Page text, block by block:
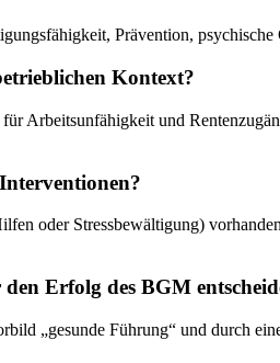
Prävention,
Kontext?
Arbeitsunfähigkeit und
oder Stressbewältigung)
Erfolg des BGM
„gesunde Führung“ und durch